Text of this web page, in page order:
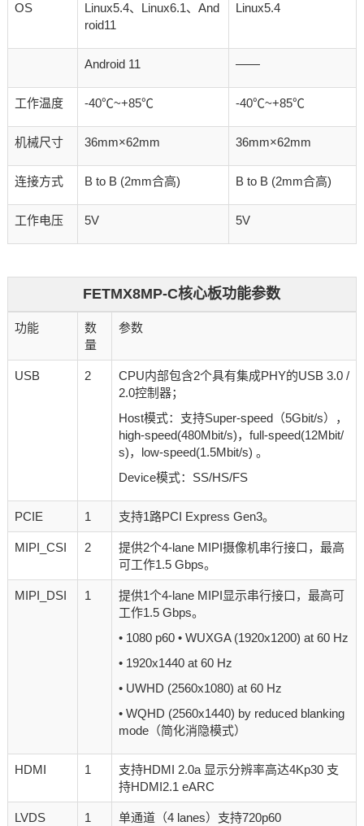
OS
Linux5.4、Linux6.1、And
roid11
Linux5.4
Android 11 ——
工作温度 -40℃~+85℃ -40℃~+85℃
机械尺寸 36mm×62mm 36mm×62mm
连接方式 B to B (2mm合高) B to B (2mm合高)
工作电压 5V 5V
FETMX8MP-C核心板功能参数
功能
数
量
参数
USB 2
CPU内部包含2个具有集成PHY的USB 3.0 /
2.0控制器；
Host模式：支持Super-speed（5Gbit/s），
high-speed(480Mbit/s)，full-speed(12Mbit/
s)，low-speed(1.5Mbit/s) 。
Device模式：SS/HS/FS
PCIE 1 支持1路PCI Express Gen3。
MIPI_CSI 2
提供2个4-lane MIPI摄像机串行接口，最高
可工作1.5 Gbps。
MIPI_DSI 1
提供1个4-lane MIPI显示串行接口，最高可
工作1.5 Gbps。
• 1080 p60 • WUXGA (1920x1200) at 60 Hz
• 1920x1440 at 60 Hz
• UWHD (2560x1080) at 60 Hz
• WQHD (2560x1440) by reduced blanking
mode（简化消隐模式）
HDMI 1
支持HDMI 2.0a 显示分辨率高达4Kp30 支
持HDMI2.1 eARC
LVDS 1
单通道（4 lanes）支持720p60